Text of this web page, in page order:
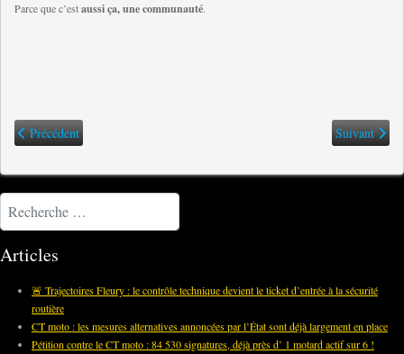
Parce que c’estaussi ça, une communauté.
Article précédent : ⚖️ Périphérique parisien à 50 km/h : la FFMC et ses
Précédent Article
Suivant
Rechercher
Articles
🚨 Trajectoires Fleury : le contrôle technique devient le ticket d’entrée à la sécurité
routière
CT moto : les mesures alternatives annoncées par l’État sont déjà largement en place
Pétition contre le CT moto : 84 530 signatures, déjà près d’ 1 motard actif sur 6 !